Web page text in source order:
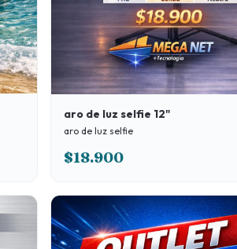
aro de luz selfie 12"
aro de luz selfie
$18.900